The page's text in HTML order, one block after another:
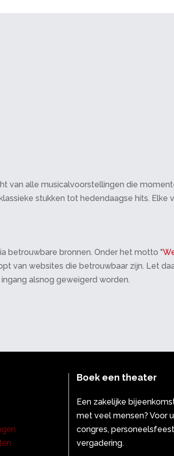
van alle musicalvoorstellingen die
stukken tot hedendaagse hits. Elke
betrouwbare bronnen. Onder het motto "
van websites die betrouwbaar zijn. Let
alsnog geweigerd worden.
Boek een theater
Een zakelijke
met veel mensen? Voor
congres,
vergadering.